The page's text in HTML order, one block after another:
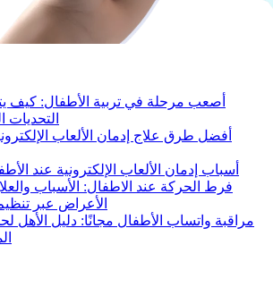
أصعب مرحلة في تربية الأطفال: كيف
التحديات
أفضل طرق علاج إدمان الألعاب
أسباب إدمان الألعاب الإلكترونية عند
فرط الحركة عند الاطفال: الأسباب
الأعراض عبر
مراقبة واتساب الأطفال مجانًا: دليل الأهل